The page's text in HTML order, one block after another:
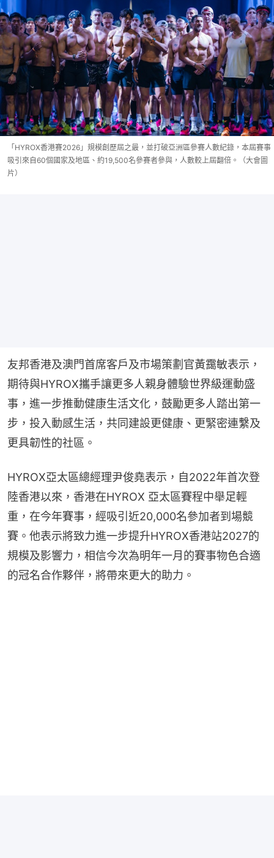
「HYROX香港賽2026」規模創歷屆之最，並打破亞洲區參賽人數紀錄，本屆賽事
吸引來自60個國家及地區、約19,500名參賽者參與，人數較上屆翻倍。（大會圖
片）
友邦香港及澳門首席客戶及市場策劃官黃靄敏表示，
期待與HYROX攜手讓更多人親身體驗世界級運動盛
事，進一步推動健康生活文化，鼓勵更多人踏出第一
步，投入動感生活，共同建設更健康、更緊密連繫及
更具韌性的社區。
HYROX亞太區總經理尹俊堯表示，自2022年首次登
陸香港以來，香港在HYROX 亞太區賽程中舉足輕
重，在今年賽事，經吸引近20,000名參加者到場競
賽。他表示將致力進一步提升HYROX香港站2027的
規模及影響力，相信今次為明年一月的賽事物色合適
的冠名合作夥伴，將帶來更大的助力。